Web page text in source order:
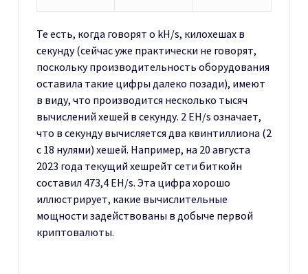
Те есть, когда говорят о kH/s, килохешах в
секунду (сейчас уже практически не говорят,
поскольку производительность оборудования
оставила такие цифры далеко позади), имеют
в виду, что производится несколько тысяч
вычислений хешей в секунду. 2 EH/s означает,
что в секунду вычисляется два квинтиллиона (2
с 18 нулями) хешей. Например, на 20 августа
2023 года текущий хешрейт сети биткойн
составил 473,4 EH/s. Эта цифра хорошо
иллюстрирует, какие вычислительные
мощности задействованы в добыче первой
криптовалюты.